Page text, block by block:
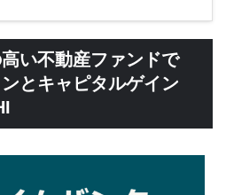
い不動産ファンドで
とキャピタルゲイン